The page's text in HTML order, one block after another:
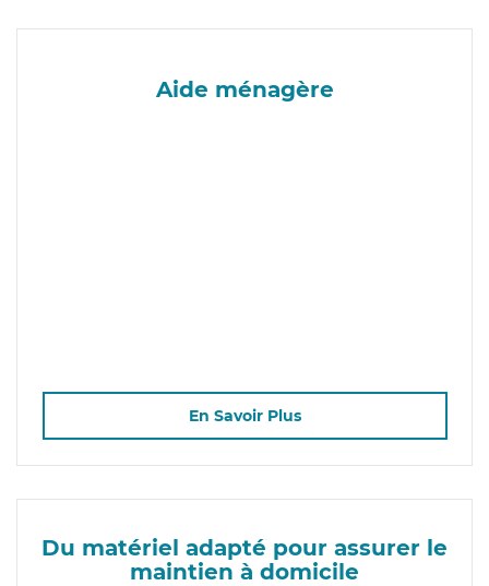
Aide ménagère
En Savoir Plus
Du matériel adapté pour assurer le
maintien à domicile